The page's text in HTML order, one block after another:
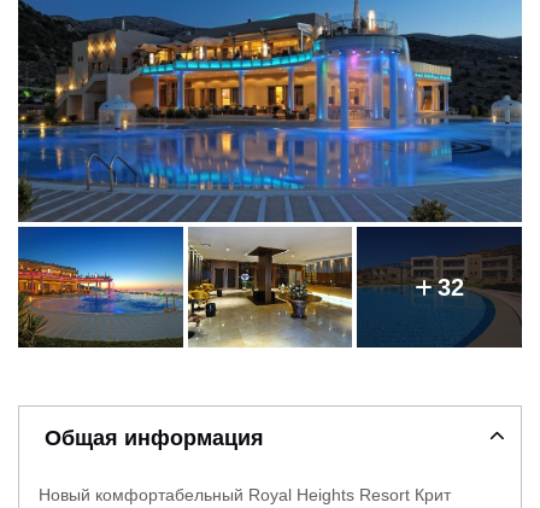
32
Общая информация
Новый комфортабельный Royal Heights Resort Крит